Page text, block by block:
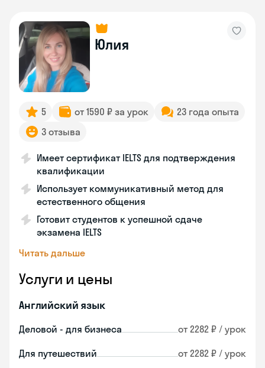
Юлия
5 от 1590 ₽ за урок
23 года опыта
3 отзыва
Имеет сертификат IELTS для подтверждения
квалификации
Использует коммуникативный метод для
естественного общения
Готовит студентов к успешной сдаче
экзамена IELTS
Читать дальше
Услуги и цены
Английский язык
Деловой - для бизнеса от 2282 ₽ / урок
Для путешествий от 2282 ₽ / урок